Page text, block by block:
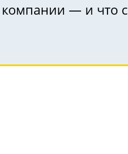
компании — и что с